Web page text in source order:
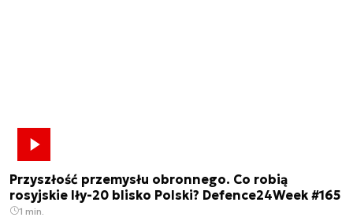
Przyszłość przemysłu obronnego. Co robią
rosyjskie Iły-20 blisko Polski? Defence24Week #165
1 min.